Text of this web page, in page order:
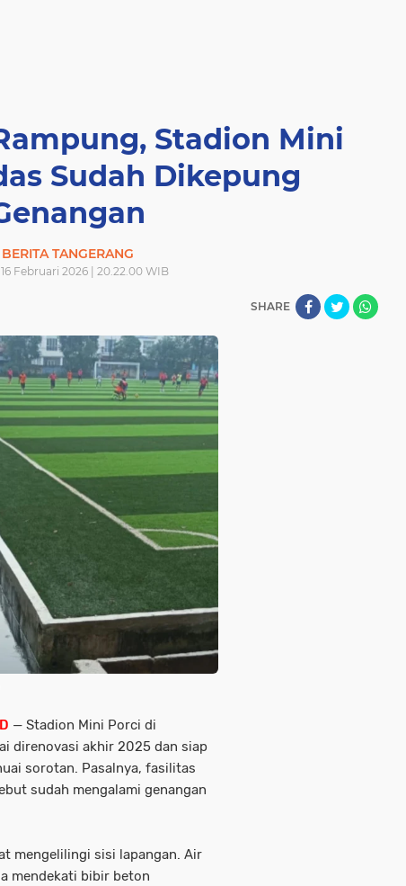
Stadion Mini
Sudah Dikepung
BERITA TANGERANG
Februari 2026 | 20.22.00 WIB
SHARE
— Stadion Mini Porci di
direnovasi akhir 2025 dan siap
sorotan. Pasalnya, fasilitas
sudah mengalami genangan
mengelilingi sisi lapangan. Air
mendekati bibir beton